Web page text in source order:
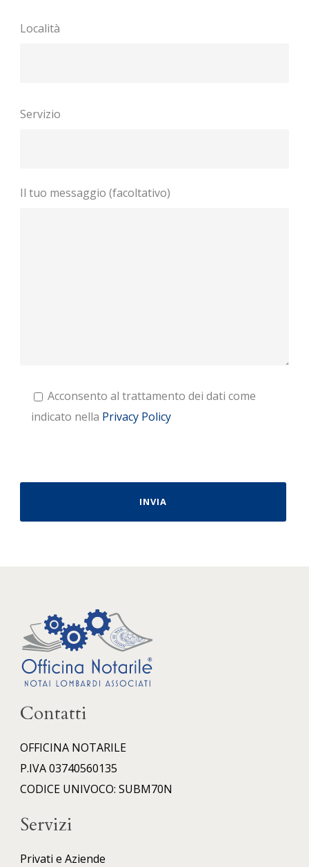
Località
Servizio
Il tuo messaggio (facoltativo)
Acconsento al trattamento dei dati come
indicato nella Privacy Policy
Contatti
OFFICINA NOTARILE
P.IVA 03740560135
CODICE UNIVOCO: SUBM70N
Servizi
Privati e Aziende